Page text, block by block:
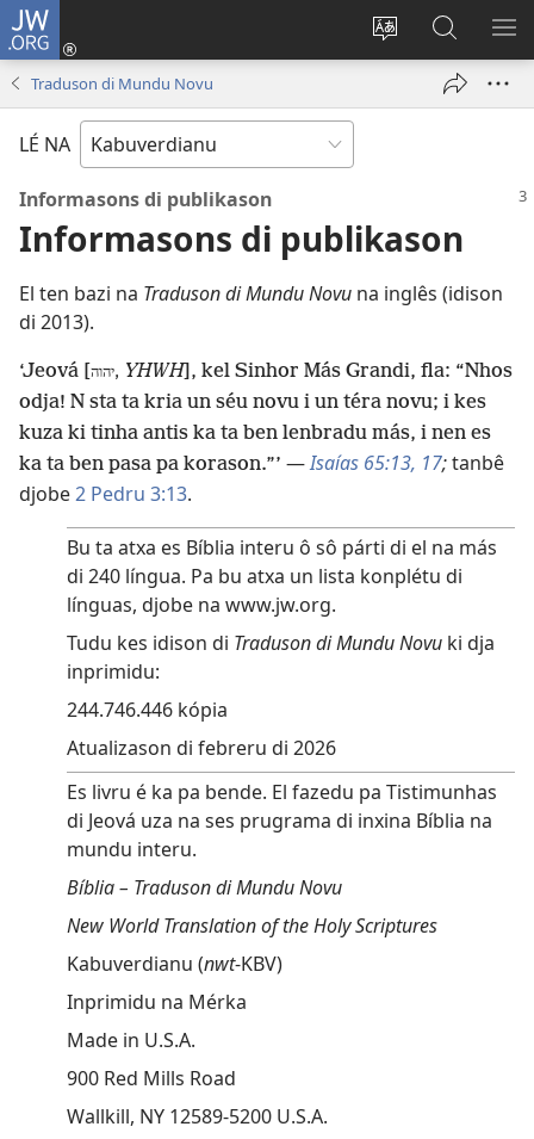
JW.ORG
Troka
Entra
(abri
Faze
piskiza
na
Traduson di Mundu Novu
LÉ NA
Informasons di publikason
Informasons di publikason
El ten bazi na Traduson di Mundu Novu na inglês (idison
di 2013).
‘Jeová [ יהוה, YHWH], kel Sinhor Más Grandi, fla: “Nhos
odja! N sta ta kria un séu novu i un téra novu; i kes
kuza ki tinha antis ka ta ben lenbradu más, i nen es
ka ta ben pasa pa korason.”’ —Isaías 65:13, 17;tanbê
djobe2 Pedru 3:13.
Bu ta atxa es Bíblia interu ô sô párti di el na más
di 240 língua. Pa bu atxa un lista konplétu di
línguas, djobe na www.jw.org.
Tudu kes idison di Traduson di Mundu Novu ki dja
inprimidu:
244.746.446 kópia
Atualizason di febreru di 2026
Es livru é ka pa bende. El fazedu pa Tistimunhas
di Jeová uza na ses prugrama di inxina Bíblia na
mundu interu.
Bíblia – Traduson di Mundu Novu
New World Translation of the Holy Scriptures
Kabuverdianu (nwt-KBV)
Inprimidu na Mérka
Made in U.S.A.
900 Red Mills Road
Wallkill, NY 12589-​5200 U.S.A.